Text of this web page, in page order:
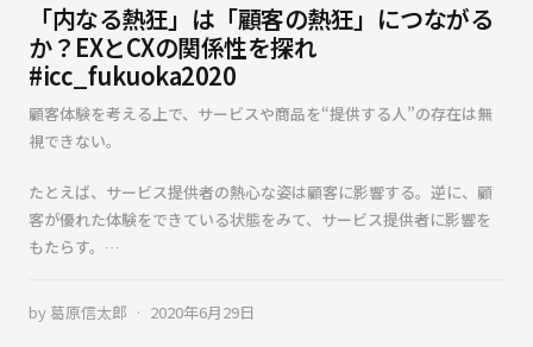
「内なる熱狂」は「顧客の熱狂」につながる
か？EXとCXの関係性を探れ
#icc_fukuoka2020
顧客体験を考える上で、サービスや商品を“提供する人”の存在は無
視できない。
たとえば、サービス提供者の熱心な姿は顧客に影響する。逆に、顧
客が優れた体験をできている状態をみて、サービス提供者に影響を
もたらす。…
by 葛原信太郎 2020年6月29日